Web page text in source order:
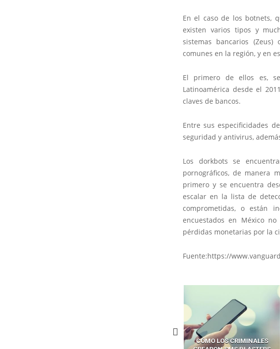
En el caso de los botnets,
existen varios tipos y
sistemas bancarios
comunes en la región, y en
El primero de ellos es,
Latinoamérica desde el
claves de bancos.
Entre sus especificidades
seguridad y antivirus,
Los dorkbots se
pornográficos, de manera
primero y se encuentra
escalar en la lista de
comprometidas, o están
encuestados en México
pérdidas monetarias por la
Fuente:https://
LA BRECHA INVISIBLE: CÓMO